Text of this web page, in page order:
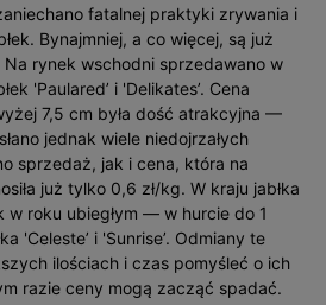
fatalnej praktyki zrywania i
Bynajmniej, a co więcej, są już
rynek wschodni sprzedawano w
'Paulared’ i 'Delikates’. Cena
7,5 cm była dość atrakcyjna —
jednak wiele niedojrzałych
sprzedaż, jak i cena, która na
już tylko 0,6 zł/kg. W kraju jabłka
roku ubiegłym — w hurcie do 1
'Celeste’ i 'Sunrise’. Odmiany te
ilościach i czas pomyśleć o ich
razie ceny mogą zacząć spadać.